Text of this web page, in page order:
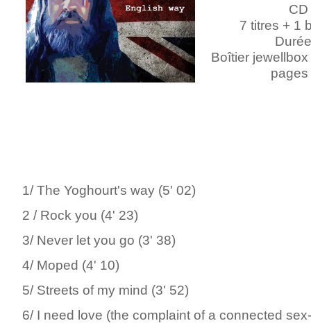
7 titres + 1
Boîtier
1/ The Yoghourt's way (5' 02)
2 / Rock you (4' 23)
3/ Never let you go (3' 38)
4/ Moped (4' 10)
5/ Streets of my mind (3' 52)
6/ I need love (the complaint of a connected